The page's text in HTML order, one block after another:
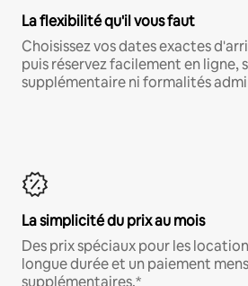
La flexibilité qu'il vous faut
Choisissez vos dates exactes
puis réservez facilement en ligne,
supplémentaire ni formalités
La simplicité du prix au mois
Des prix spéciaux pour les
longue durée et un paiement
supplémentaires.*